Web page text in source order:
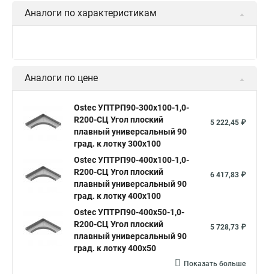
Аналоги по характеристикам
Аналоги по цене
Ostec УПТРП90-300х100-1,0-
R200-СЦ Угол плоский
плавный универсальный 90
град. к лотку 300х100
5 222,45 ₽
Ostec УПТРП90-400х100-1,0-
R200-СЦ Угол плоский
плавный универсальный 90
град. к лотку 400х100
6 417,83 ₽
Ostec УПТРП90-400х50-1,0-
R200-СЦ Угол плоский
плавный универсальный 90
град. к лотку 400х50
5 728,73 ₽
Показать больше